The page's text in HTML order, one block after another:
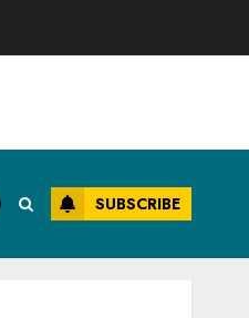
SUBSCRIBE